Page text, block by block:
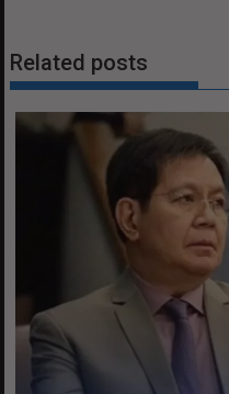
Related posts